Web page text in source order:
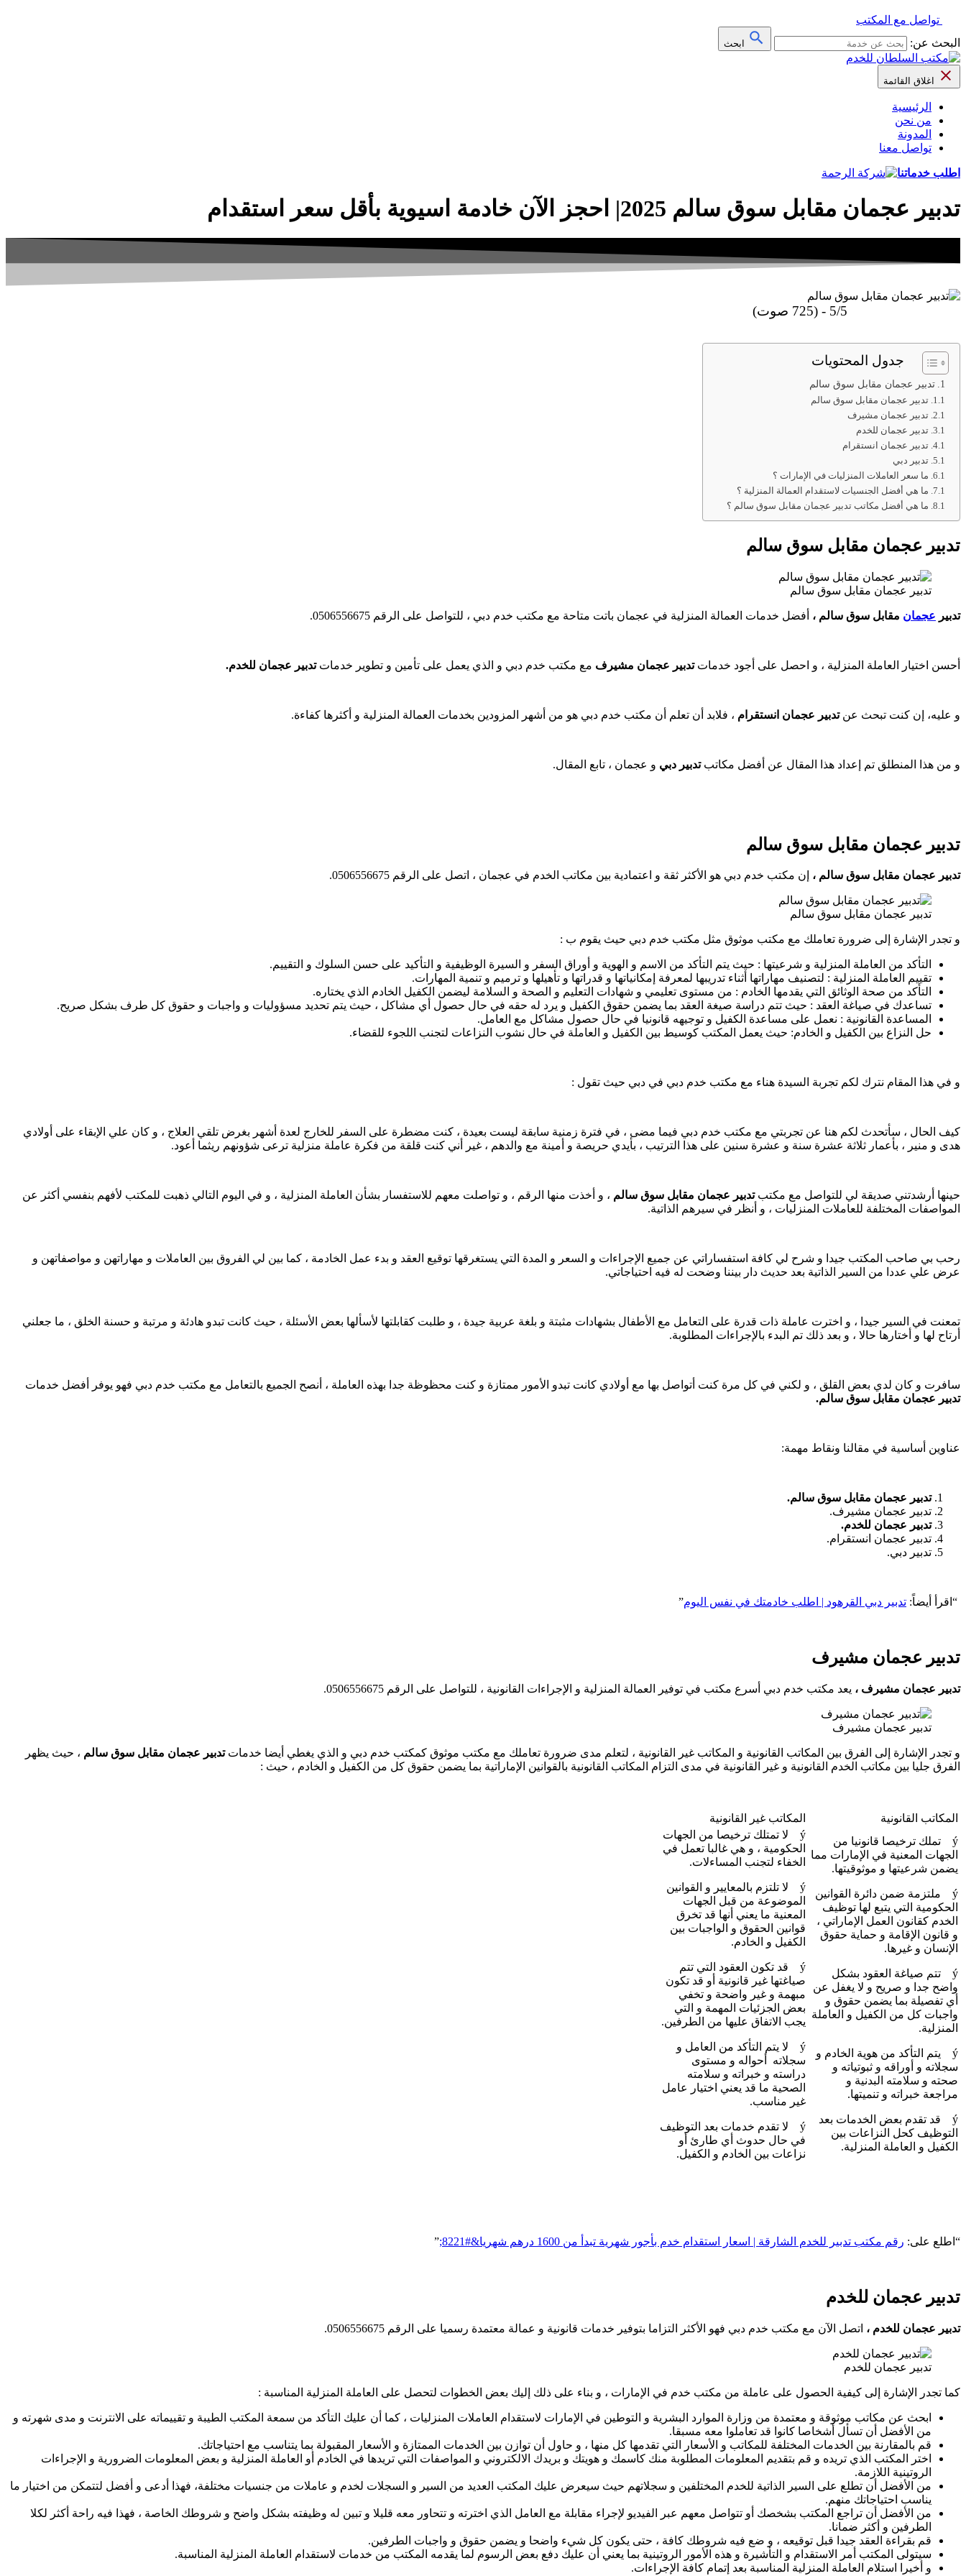
تواصل مع المكتب
البحث عن:
ابحث
اغلاق القائمة
الرئيسية
من نحن
المدونة
تواصل معنا
اطلب خدماتنا
تدبير عجمان مقابل سوق سالم 2025| احجز الآن خادمة اسيوية بأقل سعر استقدام
5/5 - (725 صوت)
جدول المحتويات
تدبير عجمان مقابل سوق سالم
تدبير عجمان مقابل سوق سالم
تدبير عجمان مشيرف
تدبير عجمان للخدم
تدبير عجمان انستقرام
تدبير دبي
ما سعر العاملات المنزليات في الإمارات ؟
ما هي أفضل الجنسيات لاستقدام العمالة المنزلية ؟
ما هي أفضل مكاتب تدبير عجمان مقابل سوق سالم ؟
تدبير عجمان مقابل سوق سالم
تدبير عجمان مقابل سوق سالم
تدبير عجمان مقابل سوق سالم ، أفضل خدمات العمالة المنزلية في عجمان باتت متاحة مع مكتب خدم دبي ، للتواصل على الرقم 0506556675.
أحسن اختيار العاملة المنزلية ، و احصل على أجود خدماتتدبير عجمان مشيرف مع مكتب خدم دبي و الذي يعمل على تأمين و تطوير خدماتتدبير عجمان للخدم.
و عليه، إن كنت تبحث عنتدبير عجمان انستقرام ، فلابد أن تعلم أن مكتب خدم دبي هو من أشهر المزودين بخدمات العمالة المنزلية و أكثرها كفاءة.
و من هذا المنطلق تم إعداد هذا المقال عن أفضل مكاتبتدبير دبي و عجمان ، تابع المقال.
تدبير عجمان مقابل سوق سالم
تدبير عجمان مقابل سوق سالم ، إن مكتب خدم دبي هو الأكثر ثقة و اعتمادية بين مكاتب الخدم في عجمان ، اتصل على الرقم 0506556675.
تدبير عجمان مقابل سوق سالم
و تجدر الإشارة إلى ضرورة تعاملك مع مكتب موثوق مثل مكتب خدم دبي حيث يقوم ب :
التأكد من العاملة المنزلية و شرعيتها : حيث يتم التأكد من الاسم و الهوية و أوراق السفر و السيرة الوظيفية و التأكيد على حسن السلوك و التقييم.
تقييم العاملة المنزلية : لتصنيف مهاراتها أثناء تدريبها لمعرفة إمكانياتها و قدراتها و تأهيلها و ترميم و تنمية المهارات.
التأكد من صحة الوثائق التي يقدمها الخادم : من مستوى تعليمي و شهادات التعليم و الصحة و السلامة ليضمن الكفيل الخادم الذي يختاره.
تساعدك في صياغة العقد : حيث تتم دراسة صيغة العقد بما يضمن حقوق الكفيل و يرد له حقه في حال حصول أي مشاكل ، حيث يتم تحديد مسؤوليات و واجبات و حقوق كل طرف بشكل صريح.
المساعدة القانونية : نعمل على مساعدة الكفيل و توجيهه قانونيا في حال حصول مشاكل مع العامل.
حل النزاع بين الكفيل و الخادم: حيث يعمل المكتب كوسيط بين الكفيل و العاملة في حال نشوب النزاعات لتجنب اللجوء للقضاء.
و في هذا المقام نترك لكم تجربة السيدة هناء مع مكتب خدم دبي في دبي حيث تقول :
كيف الحال ، سأتحدث لكم هنا عن تجربتي مع مكتب خدم دبي فيما مضى ، في فترة زمنية سابقة ليست بعيدة ، كنت مضطرة على السفر للخارج لعدة أشهر بغرض تلقي العلاج ، و كان علي الإبقاء على أولادي
هدى و منير ، بأعمار ثلاثة عشرة سنة و عشرة سنين على هذا الترتيب ، بأيدي حريصة و أمينة مع والدهم ، غير أني كنت قلقة من فكرة عاملة منزلية ترعى شؤونهم ريثما أعود.
حينها أرشدتني صديقة لي للتواصل مع مكتبتدبير عجمان مقابل سوق سالم ، و أخذت منها الرقم ، و تواصلت معهم للاستفسار بشأن العاملة المنزلية ، و في اليوم التالي ذهبت للمكتب لأفهم بنفسي أكثر عن
المواصفات المختلفة للعاملات المنزليات ، و أنظر في سيرهم الذاتية.
رحب بي صاحب المكتب جيدا و شرح لي كافة استفساراتي عن جميع الإجراءات و السعر و المدة التي يستغرقها توقيع العقد و بدء عمل الخادمة ، كما بين لي الفروق بين العاملات و مهاراتهن و مواصفاتهن و
عرض علي عددا من السير الذاتية بعد حديث دار بيننا وضحت له فيه احتياجاتي.
تمعنت في السير جيدا ، و اخترت عاملة ذات قدرة على التعامل مع الأطفال بشهادات مثبتة و بلغة عربية جيدة ، و طلبت كقابلتها لأسألها بعض الأسئلة ، حيث كانت تبدو هادئة و مرتبة و حسنة الخلق ، ما جعلني
أرتاح لها و أختارها حالا ، و بعد ذلك تم البدء بالإجراءات المطلوبة.
سافرت و كان لدي بعض القلق ، و لكني في كل مرة كنت أتواصل بها مع أولادي كانت تبدو الأمور ممتازة و كنت محظوظة جدا بهذه العاملة ، أنصح الجميع بالتعامل مع مكتب خدم دبي فهو يوفر أفضل خدمات
تدبير عجمان مقابل سوق سالم.
عناوين أساسية في مقالنا ونقاط مهمة:
تدبير عجمان مقابل سوق سالم.
تدبير عجمان مشيرف.
تدبير عجمان للخدم.
تدبير عجمان انستقرام.
تدبير دبي.
“اقرأ أيضاً: تدبير دبي القرهود | اطلب خادمتك في نفس اليوم”
تدبير عجمان مشيرف
تدبير عجمان مشيرف ، يعد مكتب خدم دبي أسرع مكتب في توفير العمالة المنزلية و الإجراءات القانونية ، للتواصل على الرقم 0506556675.
تدبير عجمان مشيرف
و تجدر الإشارة إلى الفرق بين المكاتب القانونية و المكاتب غير القانونية ، لتعلم مدى ضرورة تعاملك مع مكتب موثوق كمكتب خدم دبي و الذي يغطي أيضا خدماتتدبير عجمان مقابل سوق سالم ، حيث يظهر
الفرق جليا بين مكاتب الخدم القانونية و غير القانونية في مدى التزام المكاتب القانونية بالقوانين الإماراتية بما يضمن حقوق كل من الكفيل و الخادم ، حيث :
المكاتب القانونية
المكاتب غير القانونية
ý تملك ترخيصا قانونيا من
الجهات المعنية في الإمارات مما
يضمن شرعيتها و موثوقيتها.
ý ملتزمة ضمن دائرة القوانين
الحكومية التي يتبع لها توظيف
الخدم كقانون العمل الإماراتي ،
و قانون الإقامة و حماية حقوق
الإنسان و غيرها.
ý تتم صياغة العقود بشكل
واضح جدا و صريح و لا يغفل عن
أي تفصيلة بما يضمن حقوق و
واجبات كل من الكفيل و العاملة
المنزلية.
ý يتم التأكد من هوية الخادم و
سجلاته و أوراقه و ثبوتياته و
صحته و سلامته البدنية و
مراجعة خبراته و تنميتها.
ý قد تقدم بعض الخدمات بعد
التوظيف كحل النزاعات بين
الكفيل و العاملة المنزلية.
ý لا تمتلك ترخيصا من الجهات
الحكومية ، و هي غالبا تعمل في
الخفاء لتجنب المساءلات.
ý لا تلتزم بالمعايير و القوانين
الموضوعة من قبل الجهات
المعنية ما يعني أنها قد تخرق
قوانين الحقوق و الواجبات بين
الكفيل و الخادم.
ý قد تكون العقود التي تتم
صياغتها غير قانونية أو قد تكون
مبهمة و غير واضحة و تخفي
بعض الجزئيات المهمة و التي
يجب الاتفاق عليها من الطرفين.
ý لا يتم التأكد من العامل و
سجلاته أحواله و مستوى
دراسته و خبراته و سلامته
الصحية ما قد يعني اختيار عامل
غير مناسب.
ý لا تقدم خدمات بعد التوظيف
في حال حدوث أي طارئ أو
نزاعات بين الخادم و الكفيل.
“اطلع على: رقم مكتب تدبير للخدم الشارقة | اسعار استقدام خدم بأجور شهرية تبدأ من 1600 درهم شهريا&#8221; ”
تدبير عجمان للخدم
تدبير عجمان للخدم ، اتصل الآن مع مكتب خدم دبي فهو الأكثر التزاما بتوفير خدمات قانونية و عمالة معتمدة رسميا على الرقم 0506556675.
تدبير عجمان للخدم
كما تجدر الإشارة إلى كيفية الحصول على عاملة من مكتب خدم في الإمارات ، و بناء على ذلك إليك بعض الخطوات لتحصل على العاملة المنزلية المناسبة :
ابحث عن مكاتب موثوقة و معتمدة من وزارة الموارد البشرية و التوطين في الإمارات لاستقدام العاملات المنزليات ، كما أن عليك التأكد من سمعة المكتب الطيبة و تقييماته على الانترنت و مدى شهرته و
من الأفضل أن تسأل أشخاصا كانوا قد تعاملوا معه مسبقا.
قم بالمقارنة بين الخدمات المختلفة للمكاتب و الأسعار التي تقدمها كل منها ، و حاول أن توازن بين الخدمات الممتازة و الأسعار المقبولة بما يتناسب مع احتياجاتك.
اختر المكتب الذي تريده و قم بتقديم المعلومات المطلوبة منك كاسمك و هويتك و بريدك الالكتروني و المواصفات التي تريدها في الخادم أو العاملة المنزلية و بعض المعلومات الضرورية و الإجراءات
الروتينية اللازمة.
من الأفضل أن تطلع على السير الذاتية للخدم المختلفين و سجلاتهم حيث سيعرض عليك المكتب العديد من السير و السجلات لخدم و عاملات من جنسيات مختلفة، فهذا أدعى و أفضل لتتمكن من اختيار ما
يناسب احتياجاتك منهم.
من الأفضل أن تراجع المكتب بشخصك أو تتواصل معهم عبر الفيديو لإجراء مقابلة مع العامل الذي اخترته و تتحاور معه قليلا و تبين له وظيفته بشكل واضح و شروطك الخاصة ، فهذا فيه راحة أكثر لكلا
الطرفين و أكثر ضمانا.
قم بقراءة العقد جيدا قبل توقيعه ، و ضع فيه شروطك كافة ، حتى يكون كل شيء واضحا و يضمن حقوق و واجبات الطرفين.
سيتولى المكتب أمر الاستقدام و التأشيرة و هذه الأمور الروتينية بما يعني أن عليك دفع بعض الرسوم لما يقدمه المكتب من خدمات لاستقدام العاملة المنزلية المناسبة.
و أخيرا استلام العاملة المنزلية المناسبة بعد إتمام كافة الإجراءات.